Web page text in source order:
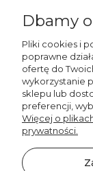
©2026
Dbamy
Pliki cookies i
poprawne
ofertę do
wykorzystanie
sklepu lub
preferencji,
Więcej o
prywatności.